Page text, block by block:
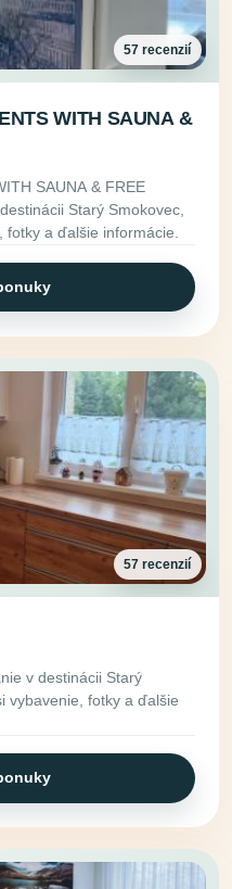
57 recenzií
WITH SAUNA &
SAUNA & FREE
Starý Smokovec,
a ďalšie informácie.
57 recenzií
v destinácii Starý
vybavenie, fotky a ďalšie